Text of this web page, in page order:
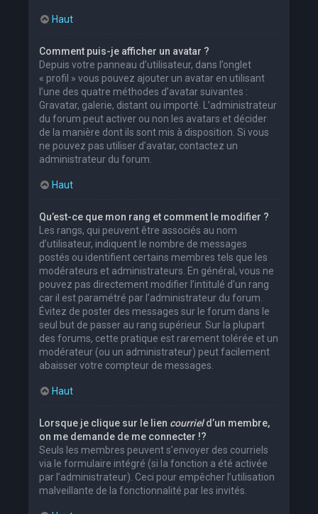
Haut
Comment puis-je afficher un avatar ?
Depuis votre panneau d’utilisateur, dans l’onglet
« profil » vous pouvez ajouter un avatar en utilisant
l’une des quatre méthodes d’avatar suivantes :
Gravatar, galerie, distant ou importé. L’administrateur
du forum peut activer ou non les avatars et décider
de la manière dont ils sont mis à disposition. Si vous
ne pouvez pas utiliser d’avatar, contactez un
administrateur du forum.
Haut
Qu’est-ce que mon rang et comment le modifier ?
Les rangs, qui peuvent être associés au nom
d’utilisateur, indiquent le nombre de messages
postés ou identifient certains membres tels que les
modérateurs et administrateurs. En général, vous ne
pouvez pas directement modifier l’intitulé d’un rang
car il est paramétré par l’administrateur du forum.
Évitez de poster des messages sur le forum dans le
seul but de passer au rang supérieur. Sur la plupart
des forums, cette pratique est rarement tolérée et un
modérateur (ou un administrateur) peut facilement
abaisser votre compteur de messages.
Haut
Lorsque je clique sur le lien courrield’un membre,
on me demande de me connecter !?
Seuls les membres peuvent s’envoyer des courriels
via le formulaire intégré (si la fonction a été activée
par l’administrateur). Ceci pour empêcher l’utilisation
malveillante de la fonctionnalité par les invités.